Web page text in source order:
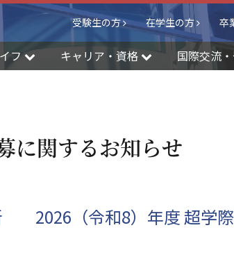
受験生の方 在学生の方 卒
フ キャリア・資格 国際交流
に関するお知らせ
2026（令和8）年度 超学